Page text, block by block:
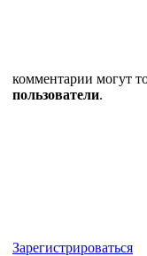
комментарии могут
пользователи.
Зарегистрироваться